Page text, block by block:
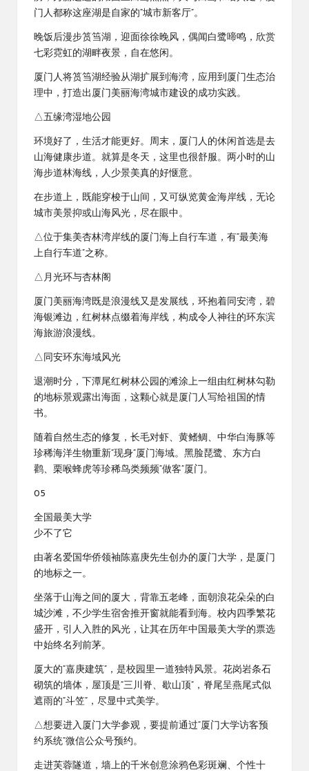
门人都称这座湖是自家的“城市新客厅”。
晚饭后漫步筼筜湖，迎面徐徐晚风，偶闻白鹭啼鸣，欣赏
七彩霓虹的湖畔夜景，自在悠闲。
厦门人将筼筜湖经验从湖扩展到海湾，应用到厦门生态治
理中，打造出厦门美丽海湾城市建设的成功实践。
△五缘湾湿地公园
环境好了，生活才能更好。周末，厦门人的休闲首选是去
山海健康步道。就算是冬天，这里也很舒服。两小时的山
海步道林海线，人少景美真的好惬意。
在步道上，既能穿梭于山间，又可纵览黄金海岸线，无论
城市美景抑或山海风光，尽在眼中。
△位于集美杏林湾岸线的厦门海上自行车道，有“最美海
上自行车道”之称。
△月光环与杏林阁
厦门美丽海湾既是浪漫线又是发展线，环抱着同安湾，碧
海银滩边，红树林点缀着海岸线，构成令人神往的环东滨
海旅游浪漫线。
△同安环东海域风光
退潮时分，下潭尾红树林公园的滩涂上一组由红树林勾勒
的地标景观露出海面，这颗心就是厦门人写给祖国的情
书。
随着自然生态的修复，长毛对虾、黄鳍鲷、中华白海豚等
珍稀海洋生物重新“现身”厦门海域。黑脸琵鹭、东方白
鹳、栗喉蜂虎等珍稀鸟类频频“做客”厦门。
05
全国最美大学
少不了它
由著名爱国华侨领袖陈嘉庚先生创办的厦门大学，是厦门
的地标之一。
坐落于山海之间的厦大，背靠五老峰，面朝浪花朵朵的白
城沙滩，不少学生宿舍推开窗就能看到海。校内四季繁花
盛开，引人入胜的风光，让其在历年中国最美大学的票选
中始终名列前茅。
厦大的“嘉庚建筑”，是校园里一道独特风景。花岗岩条石
砌筑的墙体，屋顶是“三川脊、歇山顶”，脊尾呈燕尾式似
遮雨的“斗笠”，尽显中式美学。
△想要进入厦门大学参观，要提前通过“厦门大学访客预
约系统”微信公众号预约。
走进芙蓉隧道，墙上的千米创意涂鸦色彩斑斓、个性十